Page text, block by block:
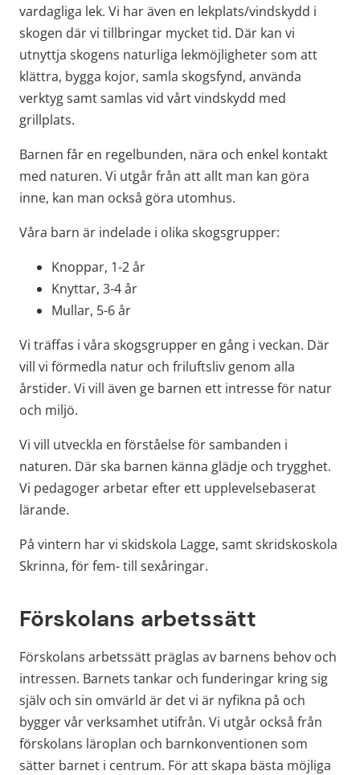
vardagliga lek. Vi har även en lekplats/vindskydd i
skogen där vi tillbringar mycket tid. Där kan vi
utnyttja skogens naturliga lekmöjligheter som att
klättra, bygga kojor, samla skogsfynd, använda
verktyg samt samlas vid vårt vindskydd med
grillplats.
Barnen får en regelbunden, nära och enkel kontakt
med naturen. Vi utgår från att allt man kan göra
inne, kan man också göra utomhus.
Våra barn är indelade i olika skogsgrupper:
Knoppar, 1-2 år
Knyttar, 3-4 år
Mullar, 5-6 år
Vi träffas i våra skogsgrupper en gång i veckan. Där
vill vi förmedla natur och friluftsliv genom alla
årstider. Vi vill även ge barnen ett intresse för natur
och miljö.
Vi vill utveckla en förståelse för sambanden i
naturen. Där ska barnen känna glädje och trygghet.
Vi pedagoger arbetar efter ett upplevelsebaserat
lärande.
På vintern har vi skidskola Lagge, samt skridskoskola
Skrinna, för fem- till sexåringar.
Förskolans arbetssätt
Förskolans arbetssätt präglas av barnens behov och
intressen. Barnets tankar och funderingar kring sig
själv och sin omvärld är det vi är nyfikna på och
bygger vår verksamhet utifrån. Vi utgår också från
förskolans läroplan och barnkonventionen som
sätter barnet i centrum. För att skapa bästa möjliga